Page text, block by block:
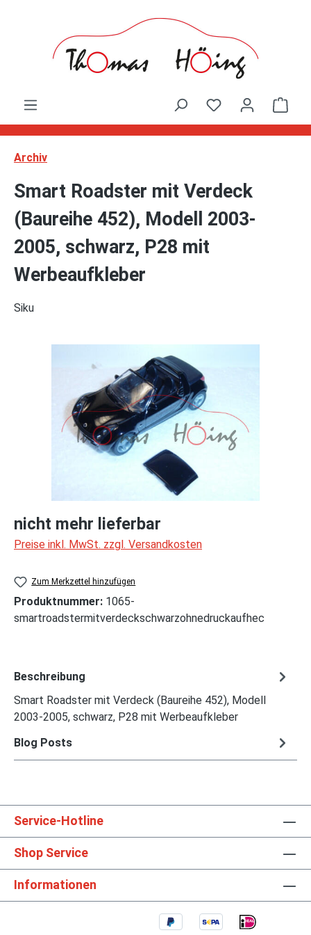
Archiv
Smart Roadster mit Verdeck
(Baureihe 452), Modell 2003-
2005, schwarz, P28 mit
Werbeaufkleber
Siku
nicht mehr lieferbar
Preise inkl. MwSt. zzgl. Versandkosten
Zum Merkzettel hinzufügen
Produktnummer: 1065-
smartroadstermitverdeckschwarzohnedruckaufhec
Beschreibung
Smart Roadster mit Verdeck (Baureihe 452), Modell
2003-2005, schwarz, P28 mit Werbeaufkleber
Blog Posts
Service-Hotline
Shop Service
Informationen